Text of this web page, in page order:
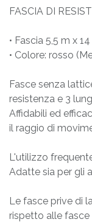
FASCIA DI
• Fascia 5,5 m x
• Colore: rosso
Fasce senza
resistenza e 3
Affidabili ed
il raggio di
L'utilizzo
Adatte sia per gli
Le fasce prive di
rispetto alle fasce